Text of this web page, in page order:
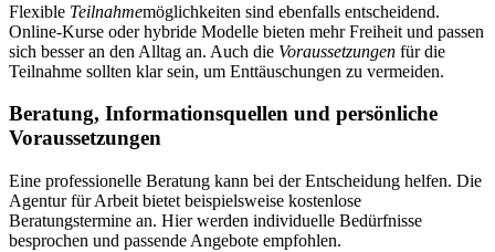
Flexible Teilnahmemöglichkeiten sind ebenfalls entscheidend.
Online-Kurse oder hybride Modelle bieten mehr Freiheit und passen
sich besser an den Alltag an. Auch die Voraussetzungen für die
Teilnahme sollten klar sein, um Enttäuschungen zu vermeiden.
Beratung, Informationsquellen und persönliche
Voraussetzungen
Eine professionelle Beratung kann bei der Entscheidung helfen. Die
Agentur für Arbeit bietet beispielsweise kostenlose
Beratungstermine an. Hier werden individuelle Bedürfnisse
besprochen und passende Angebote empfohlen.